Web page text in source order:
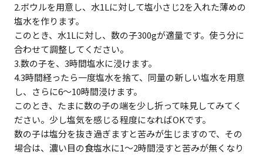
2.ボウルを用意し、水1Lに対して塩小さじ2を入れた薄めの
塩水を作ります。
このとき、水1Lに対し、数の子300gが適量です。使う分に
合わせて調整してください。
3.数の子を、3時間塩水に浸けます。
4.3時間経ったら一度塩水を捨て、同量の新しい塩水を用意
し、さらに6～10時間浸けます。
このとき、たまに数の子の端を少し折って味見してみてく
ださい。少し塩気を感じる程度になればOKです。
数の子は塩分を抜き過ぎますと苦みが生じますので、その
場合は、濃い目の食塩水に1～2時間浸すと苦みが無くなり